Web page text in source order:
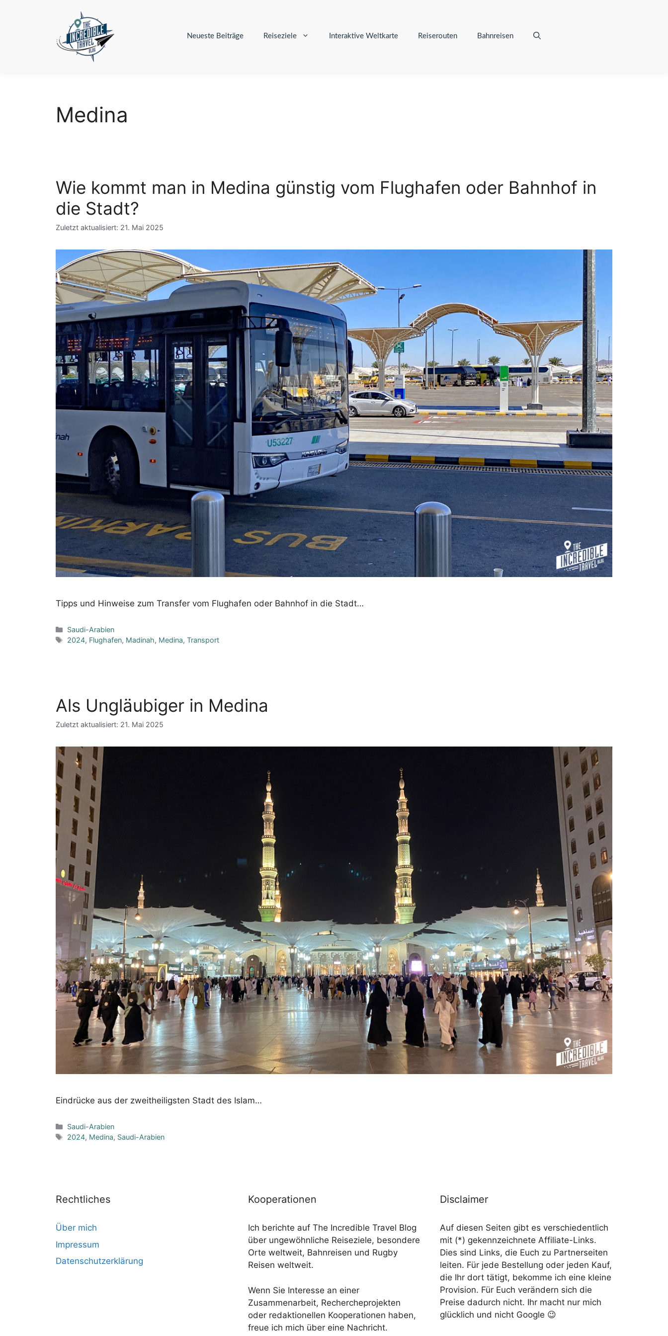
Neueste Beiträge Reiseziele Interaktive Weltkarte Reiserouten Bahnreisen
Medina
Wie kommt man in Medina günstig vom Flughafen oder Bahnhof in
die Stadt?
Zuletzt aktualisiert: 21. Mai 2025
Tipps und Hinweise zum Transfer vom Flughafen oder Bahnhof in die Stadt…
Kategorien
Saudi-Arabien
Schlagwörter
2024, Flughafen, Madinah, Medina,Transport
Als Ungläubiger in Medina
Zuletzt aktualisiert: 21. Mai 2025
Eindrücke aus der zweitheiligsten Stadt des Islam…
Kategorien
Saudi-Arabien
Schlagwörter
2024, Medina, Saudi-Arabien
Rechtliches
Über mich
Impressum
Datenschutzerklärung
Kooperationen
Ich berichte auf The Incredible Travel Blog
über ungewöhnliche Reiseziele, besondere
Orte weltweit, Bahnreisen und Rugby
Reisen weltweit.
Wenn Sie Interesse an einer
Zusammenarbeit, Rechercheprojekten
oder redaktionellen Kooperationen haben,
freue ich mich über eine Nachricht.
Disclaimer
Auf diesen Seiten gibt es verschiedentlich
mit (*) gekennzeichnete Affiliate-Links.
Dies sind Links, die Euch zu Partnerseiten
leiten. Für jede Bestellung oder jeden Kauf,
die Ihr dort tätigt, bekomme ich eine kleine
Provision. Für Euch verändern sich die
Preise dadurch nicht. Ihr macht nur mich
glücklich und nicht Google 😉